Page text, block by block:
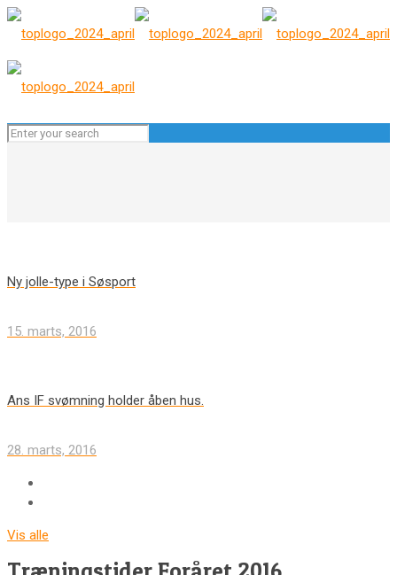
Ny jolle-type i Søsport
15. marts, 2016
Ans IF svømning holder åben hus.
28. marts, 2016
Vis alle